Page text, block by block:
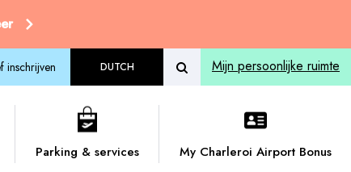
inschrijven DUTCH Mijn persoonlijke ruimte
Parking & services My Charleroi Airport Bonus